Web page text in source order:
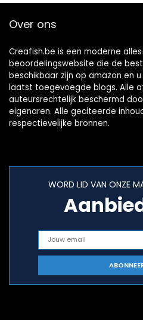
Over ons
Creafish.be is een moderne
beoordelingswebsite die de
beschikbaar zijn op amazon en
laatst toegevoegde blogs. Alle
auteursrechtelijk beschermd
eigenaren. Alle geciteerde
respectievelijke bronnen.
WORD LID VAN ONZE